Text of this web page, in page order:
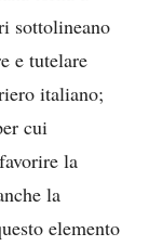
sottolineano
e tutelare
italiano;
cui
la
la
elemento